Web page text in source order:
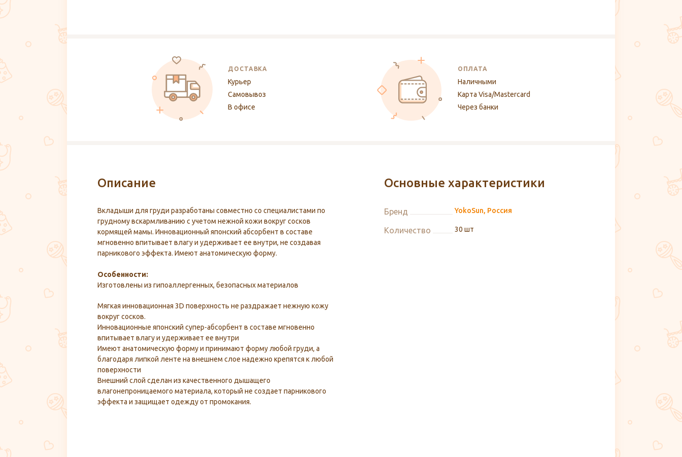
ДОСТАВКА
Курьер
Самовывоз
В офисе
ОПЛАТА
Наличными
Карта Visa/Mastercard
Через банки
Описание
Вкладыши для груди разработаны совместно со специалистами по
грудному вскармливанию с учетом нежной кожи вокруг сосков
кормящей мамы. Инновационный японский абсорбент в составе
мгновенно впитывает влагу и удерживает ее внутри, не создавая
парникового эффекта. Имеют анатомическую форму.
Особенности:
Изготовлены из гипоаллергенных, безопасных материалов
Мягкая инновационная 3D поверхность не раздражает нежную кожу
вокруг сосков.
Инновационные японский супер-абсорбент в составе мгновенно
впитывает влагу и удерживает ее внутри
Имеют анатомическую форму и принимают форму любой груди, а
благодаря липкой ленте на внешнем слое надежно крепятся к любой
поверхности
Внешний слой сделан из качественного дышащего
влагонепроницаемого материала, который не создает парникового
эффекта и защищает одежду от промокания.
Основные характеристики
Бренд YokoSun, Россия
Количество 30 шт